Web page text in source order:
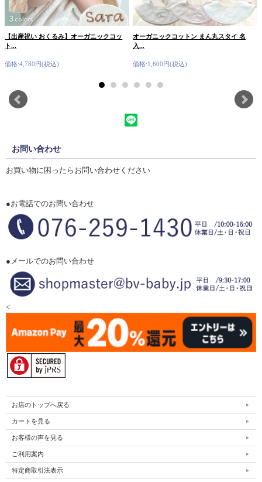
【出産祝い おくるみ】オーガニックコッ
ト...
価格:4,780円(税込)
オーガニックコットン まん丸スタイ 名
入...
価格:1,600円(税込)
お問い合わせ
お買い物に困ったらお問い合わせください
●お電話でのお問い合わせ
●メールでのお問い合わせ
<
お店のトップへ戻る
カートを見る
お客様の声を見る
ご利用案内
特定商取引法表示